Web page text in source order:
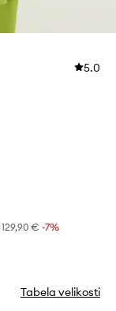
5.0
129,90 € -7%
Tabela velikosti